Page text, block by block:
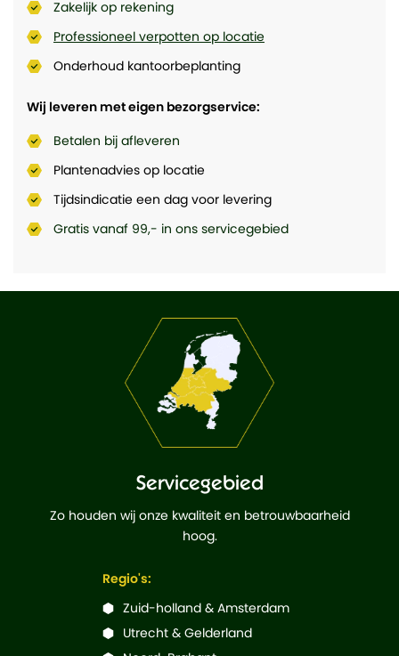
Zakelijk op rekening
Professioneel verpotten op locatie
Onderhoud kantoorbeplanting
Wij leveren met eigen bezorgservice:
Betalen bij afleveren
Plantenadvies op locatie
Tijdsindicatie een dag voor levering
Gratis vanaf 99,- in ons servicegebied
Servicegebied
Zo houden wij onze kwaliteit en betrouwbaarheid
hoog.
Regio's:
Zuid-holland & Amsterdam
Utrecht & Gelderland